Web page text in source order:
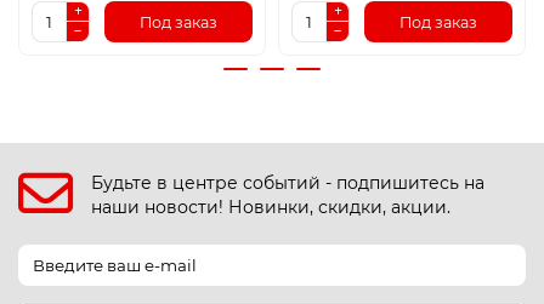
Под заказ Под заказ
Будьте в центре событий - подпишитесь на
наши новости! Новинки, скидки, акции.